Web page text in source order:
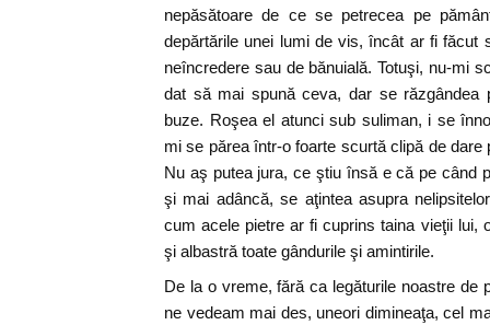
nepăsătoare de ce se petrecea pe
depărtările unei lumi de vis, încât ar fi făcut
neîncredere sau de bănuială. Totuşi, nu-mi
dat să mai spună ceva, dar se răzgândea
buze. Roşea el atunci sub suliman, i se
mi se părea într-o foarte scurtă clipă de dare
Nu aş putea jura, ce ştiu însă e că pe când
şi mai adâncă, se aţintea asupra
cum acele pietre ar fi cuprins taina vieţii lui,
şi albastră toate gândurile şi amintirile.
De la o vreme, fără ca legăturile noastre de
ne vedeam mai des, uneori dimineaţa, cel